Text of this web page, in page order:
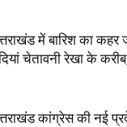
में बारिश का
चेतावनी रेखा के
कांग्रेस की नई